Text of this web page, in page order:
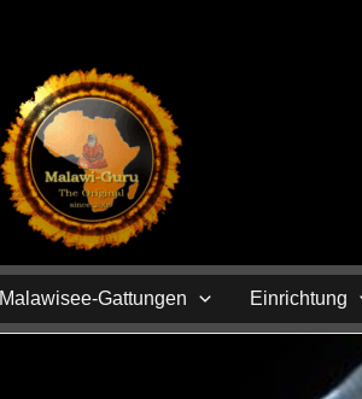
Malawisee-Gattungen Einrichtung